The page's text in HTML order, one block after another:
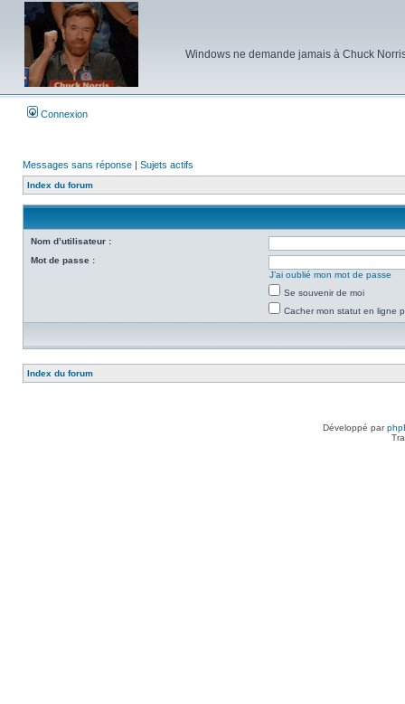
Windows ne demande jamais à Chuck
Connexion
Messages sans réponse | Sujets actifs
Index du forum
Nom d’utilisateur :
Mot de passe :
J’ai oublié mon mot de passe
Se souvenir de moi
Cacher mon statut en ligne
Index du forum
Développé par